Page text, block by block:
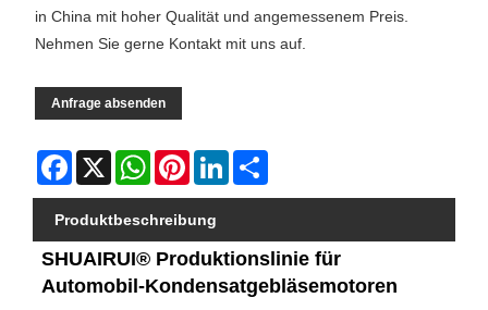
in China mit hoher Qualität und angemessenem Preis.
Nehmen Sie gerne Kontakt mit uns auf.
Anfrage absenden
Facebook
X WhatsAppPinterestLinkedIn
Produktbeschreibung
SHUAIRUI® Produktionslinie für
Automobil-Kondensatgebläsemotoren